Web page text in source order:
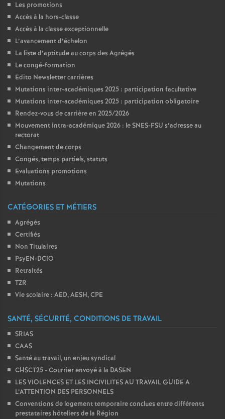
Les promotions
Accès à la hors-classe
Accès à la classe exceptionnelle
L’avancement d’échelon
La liste d’aptitude au corps des Agrégés
Le congé-formation
Edito Newsletter carrières
Mutations inter-académiques 2025 : participation facultative
Mutations inter-académiques 2025 : participation obligatoire
Rendez-vous de carrière en 2025/2026
Mouvement intra-académique 2026 : le SNES-FSU s’adresse au
rectorat
Changement de corps
Congés, temps partiels, statuts
Evaluations promotions
Mutations
CATÉGORIES ET MÉTIERS
Agrégés
Certifiés
Non Titulaires
PsyEN-DCIO
Retraités
TZR
Vie scolaire : AED, AESH, CPE
SANTÉ, SÉCURITÉ, CONDITIONS DE TRAVAIL
SRIAS
CAAS
Santé au travail, un enjeu syndical
CHSCT25 - Courrier envoyé à la DASEN
LES VIOLENCES ET LES INCIVILITES AU TRAVAIL GUIDE A
L’ATTENTION DES PERSONNELS
Conventions de logement temporaire conclues entre différents
prestataires hôteliers de la Région